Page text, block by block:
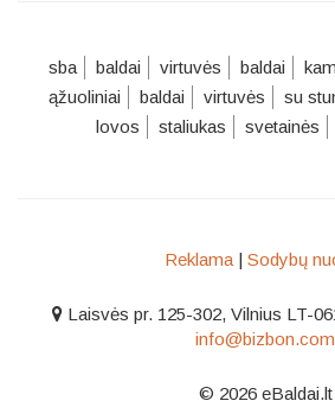
sba baldai virtuvės baldai
ąžuoliniai
baldai virtuvės
su
lovos
staliukas svetainės
Reklama| Sodybų
Laisvės pr. 125-302, Vilnius LT-
info@bizbon.com
© 2026 eBaldai.lt